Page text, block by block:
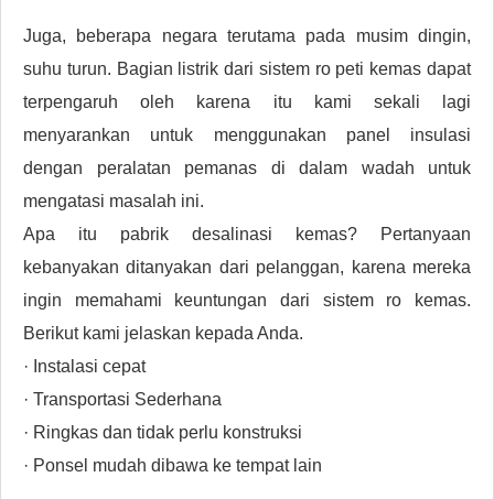
Juga, beberapa negara terutama pada musim dingin,
suhu turun. Bagian listrik dari sistem ro peti kemas dapat
terpengaruh oleh karena itu kami sekali lagi
menyarankan untuk menggunakan panel insulasi
dengan peralatan pemanas di dalam wadah untuk
mengatasi masalah ini.
Apa itu pabrik desalinasi kemas? Pertanyaan
kebanyakan ditanyakan dari pelanggan, karena mereka
ingin memahami keuntungan dari sistem ro kemas.
Berikut kami jelaskan kepada Anda.
· Instalasi cepat
· Transportasi Sederhana
· Ringkas dan tidak perlu konstruksi
· Ponsel mudah dibawa ke tempat lain